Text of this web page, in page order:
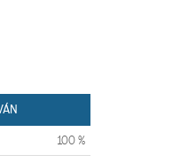
100 %